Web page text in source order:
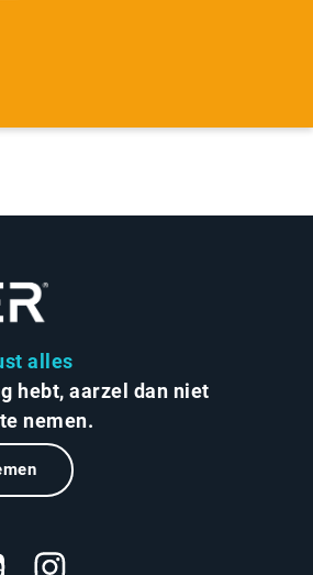
alles
hebt, aarzel dan niet
nemen.